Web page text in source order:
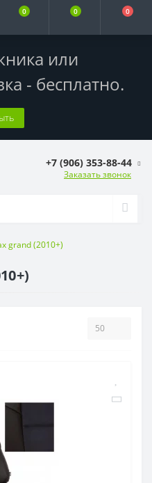
или
- бесплатно.
0 0 0
+7 (906) 353-88-44
Заказать звонок
grand (2010+)